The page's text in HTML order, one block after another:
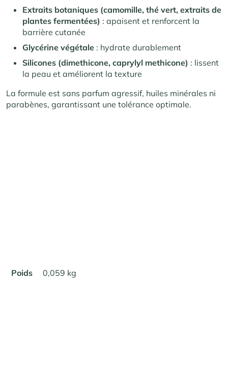
Extraits botaniques (camomille, thé vert, extraits de
plantes fermentées) : apaisent et renforcent la
barrière cutanée​
Glycérine végétale : hydrate durablement​
Silicones (dimethicone, caprylyl methicone) : lissent
la peau et améliorent la texture​
La formule est sans parfum agressif, huiles minérales ni
parabènes, garantissant une tolérance optimale.​
Poids 0,059 kg